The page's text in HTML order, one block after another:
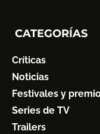
CATEGORÍAS
Críticas
Noticias
Festivales y
Series de TV
Trailers